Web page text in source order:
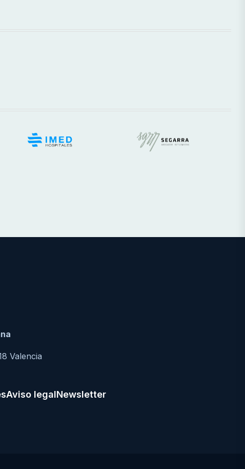
Valencia
Aviso legalNewsletter